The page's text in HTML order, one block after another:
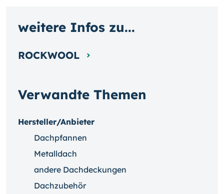
Verwandte Themen
Hersteller/Anbieter
Dachpfannen
Metalldach
andere Dachdeckungen
Dachzubehör
weitere Infos zu...
ROCKWOOL